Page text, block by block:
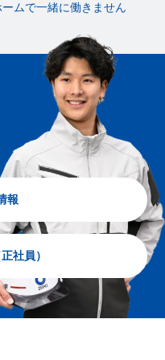
ムで一緒に働きません
報
社員）